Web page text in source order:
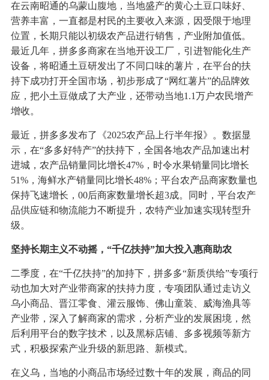
在云南昭通的乌蒙山腹地，当地盛产的黄心土豆口味好、
营养丰富，一直都是村民的主要收入来源，因受限于地理
位置，长期只能以初级农产品进行销售，产业附加值低。
最近几年，拼多多商家在当地开设工厂，引进智能化生产
设备，将昭通土豆研发出了不同口味的薯片，在平台的扶
持下成功打开全国市场，初步形成了“网红薯片”的品牌效
应，把小土豆做成了大产业，还带动当地1.1万户农民增产
增收。
最近，拼多多发布了《2025农产品上行半年报》。数据显
示，在“多多好特产”的扶持下，全国各地农产品加速出村
进城，农产品销量同比增长47%，时令水果销量同比增长
51%，海鲜水产销量同比增长48%；平台农产品商家数量也
保持飞速增长，00后商家数量增长超3成。同时，平台农产
品供应链和物流能力不断提升，农特产业加速实现转型升
级。
坚持长期主义不动摇，“千亿扶持”加大投入惠商助农
二季度，在“千亿扶持”的加持下，拼多多“新质供给”专项行
动也加大对产业带商家的扶持力度，专项团队通过走访义
乌小商品、晋江零食、灌云服饰、佛山童装、威海渔具等
产业带，深入了解商家的需求，分析产业的发展困境，然
后利用平台的数字技术，以及黑标店铺、多多视频等新方
式，积极探索产业升级的新思路、新模式。
在义乌，当地的小商品市场经过数十年的发展，商品的同